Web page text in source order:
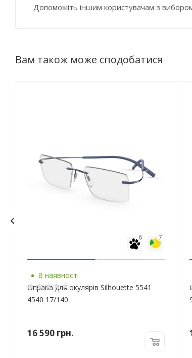
Допоможіть іншим користувачам з
Вам також може сподобатися
7
6
В наявності
Оправа для окулярів Silhouette 5541
4540 17/140
16 590 грн.